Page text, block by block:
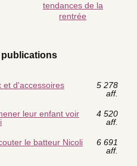
tendances de la
rentrée
publications
et d'accessoires
5 278
aff.
leur enfant voir
4 520
aff.
le batteur Nicoli
6 691
aff.